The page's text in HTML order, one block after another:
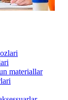
materiallar